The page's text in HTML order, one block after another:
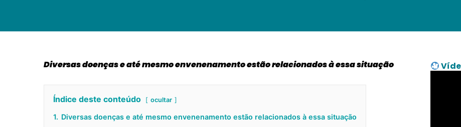
Diversas doenças e até mesmo envenenamento estão relacionados à essa situação
Índice deste conteúdo ocultar
1. Diversas doenças e até mesmo envenenamento estão relacionados à essa situação